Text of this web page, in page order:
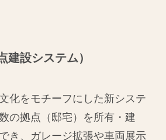
建設システム）
化をモチーフにした新システ
の拠点（邸宅）を所有・建
き、ガレージ拡張や車両展示